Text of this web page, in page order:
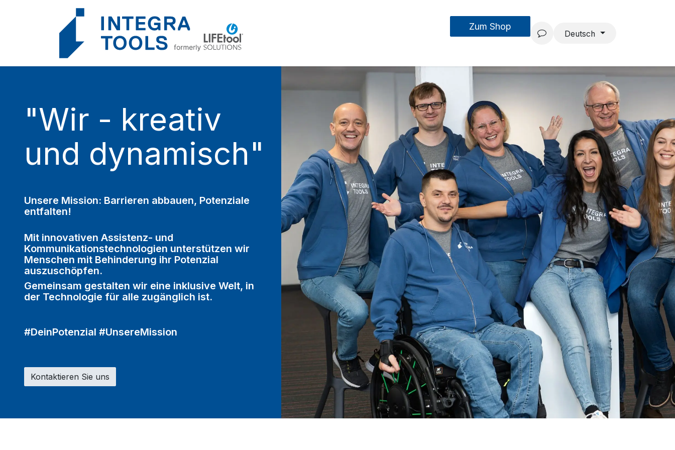
IntegraMouseAIR Forschung & Entwicklung
Zum Shop
Deutsch
"Wir - kreativ
und dynamisch"
Unsere Mission: Barrieren abbauen, Potenziale
entfalten!
Mit innovativen Assistenz- und
Kommunikationstechnologien unterstützen wir
Menschen mit Behinderung ihr Potenzial
auszuschöpfen.
Gemeinsam gestalten wir eine inklusive Welt, in
der Technologie für alle zugänglich ist.
#DeinPotenzial #UnsereMission
Kontaktieren Sie uns
Cookie-Einstellungen